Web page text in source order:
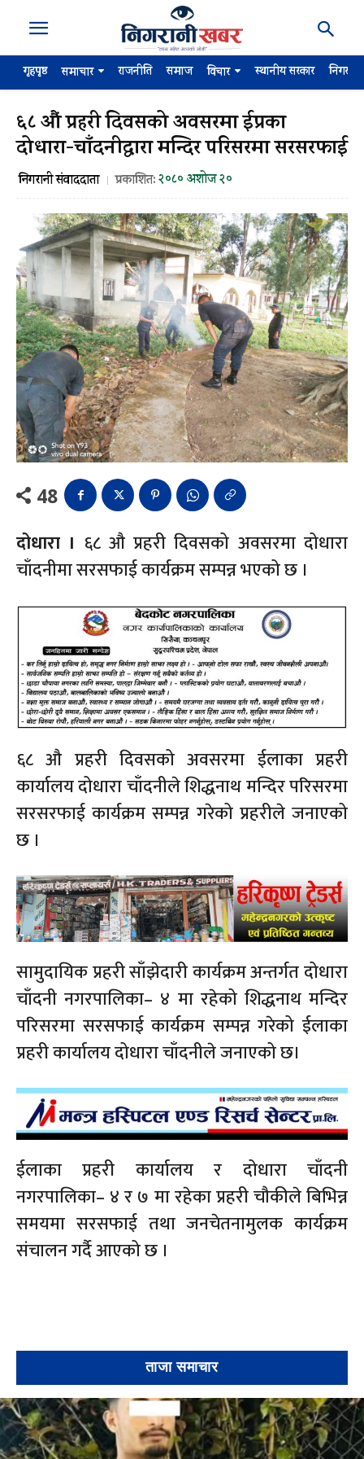
गृहपृष्ठ समाचार राजनीति समाज विचार स्थानीय सरकार
६८ औं प्रहरी दिवसको अवसरमा ईप्रका
दोधारा-चाँदनीद्वारा मन्दिर परिसरमा सरसरफाई
निगरानी संवाददाता प्रकाशित:२०८० अशोज २०
48
दोधारा । ६८ औ प्रहरी दिवसको अवसरमा दोधारा
चाँदनीमा सरसफाई कार्यक्रम सम्पन्न भएको छ ।
६८ औ प्रहरी दिवसको अवसरमा ईलाका प्रहरी
कार्यालय दोधारा चाँदनीले शिद्धनाथ मन्दिर परिसरमा
सरसरफाई कार्यक्रम सम्पन्न गरेको प्रहरीले जनाएको
छ ।
सामुदायिक प्रहरी साँझेदारी कार्यक्रम अन्तर्गत दोधारा
चाँदनी नगरपालिका– ४ मा रहेको शिद्धनाथ मन्दिर
परिसरमा सरसफाई कार्यक्रम सम्पन्न गरेको ईलाका
प्रहरी कार्यालय दोधारा चाँदनीले जनाएको छ।
ईलाका प्रहरी कार्यालय र दोधारा चाँदनी
नगरपालिका– ४ र ७ मा रहेका प्रहरी चौकीले बिभिन्न
समयमा सरसफाई तथा जनचेतनामुलक कार्यक्रम
संचालन गर्दै आएको छ ।
ताजा समाचार